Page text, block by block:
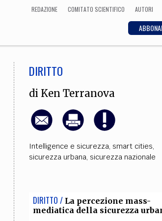
REDAZIONE COMITATO SCIENTIFICO AUTORI
ECONOMIA
CULTURA
Arte, Cinema, Musica,
DIRITTO
di Ken Terranova
Intelligence e sicurezza, smart cities,
sicurezza urbana, sicurezza nazionale
DIRITTO / La percezione mass-
mediatica della sicurezza